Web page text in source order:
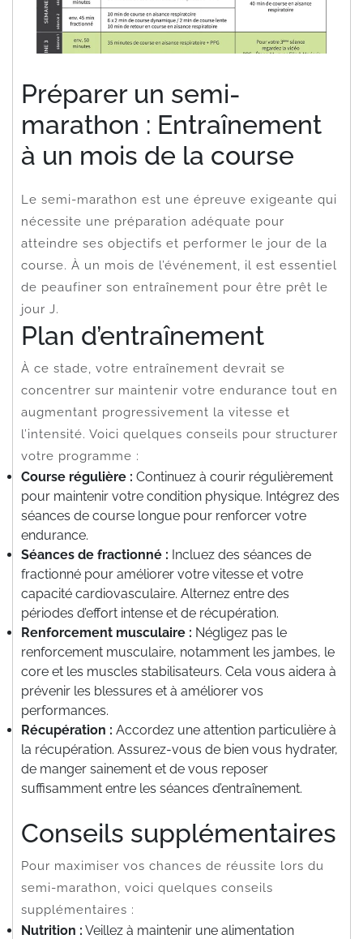
Préparer un semi-
marathon : Entraînement
à un mois de la course
Le semi-marathon est une épreuve exigeante qui
nécessite une préparation adéquate pour
atteindre ses objectifs et performer le jour de la
course. À un mois de l’événement, il est essentiel
de peaufiner son entraînement pour être prêt le
jour J.
Plan d’entraînement
À ce stade, votre entraînement devrait se
concentrer sur maintenir votre endurance tout en
augmentant progressivement la vitesse et
l’intensité. Voici quelques conseils pour structurer
votre programme :
Course régulière : Continuez à courir régulièrement
pour maintenir votre condition physique. Intégrez des
séances de course longue pour renforcer votre
endurance.
Séances de fractionné : Incluez des séances de
fractionné pour améliorer votre vitesse et votre
capacité cardiovasculaire. Alternez entre des
périodes d’effort intense et de récupération.
Renforcement musculaire : Négligez pas le
renforcement musculaire, notamment les jambes, le
core et les muscles stabilisateurs. Cela vous aidera à
prévenir les blessures et à améliorer vos
performances.
Récupération : Accordez une attention particulière à
la récupération. Assurez-vous de bien vous hydrater,
de manger sainement et de vous reposer
suffisamment entre les séances d’entraînement.
Conseils supplémentaires
Pour maximiser vos chances de réussite lors du
semi-marathon, voici quelques conseils
supplémentaires :
Nutrition : Veillez à maintenir une alimentation